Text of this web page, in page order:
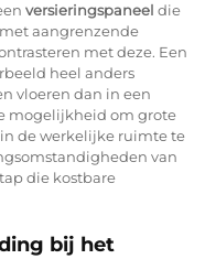
versieringspaneel die
aangrenzende
met deze. Een
heel anders
vloeren dan in een
mogelijkheid om grote
de werkelijke ruimte te
van
die kostbare
bij het